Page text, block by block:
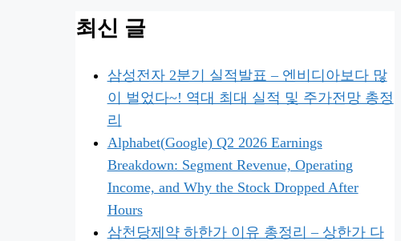
최신 글
삼성전자 2분기 실적발표 – 엔비디아보다 많
이 벌었다~! 역대 최대 실적 및 주가전망 총정
리
Alphabet(Google) Q2 2026 Earnings
Breakdown: Segment Revenue, Operating
Income, and Why the Stock Dropped After
Hours
삼천당제약 하한가 이유 총정리 – 상한가 다